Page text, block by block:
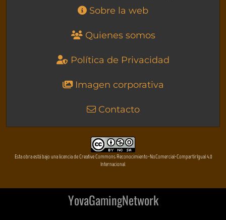
Sobre la web
Quienes somos
Política de Privacidad
Imagen corporativa
Contacto
Esta obra está bajo una licencia de Creative Commons Reconocimiento-NoComercial-CompartirIgual 4.0
Internacional
YovaGamingNetwork